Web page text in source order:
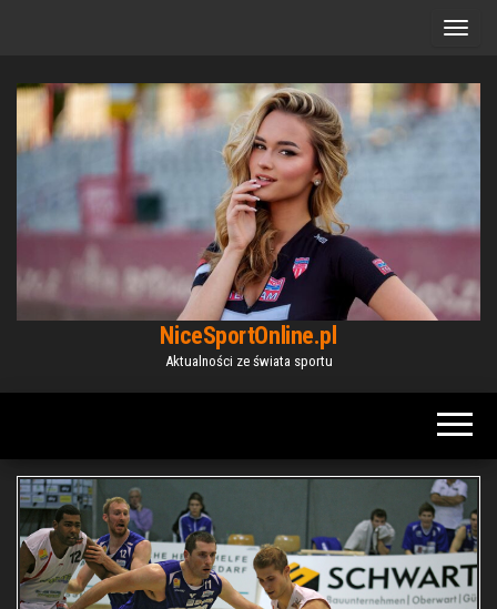
NiceSportOnline.pl
Aktualności ze świata sportu